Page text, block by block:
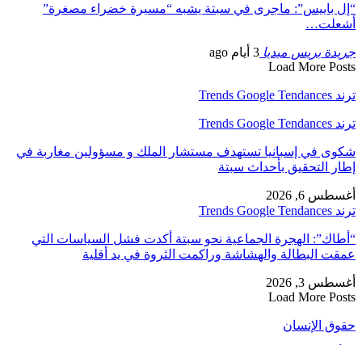
“إل باييس”: ماجرى في سبتة يشبه “مسيرة خضراء مصغرة”
أشعلت…
جريدة بريس ميديا 3 أيام ago
Load More Posts
ترند Trends Google Tendances
ترند Trends Google Tendances
شكوى في إسبانيا تستهدف مستشار الملك و مسؤولين مغاربة في
إطار التحقيق بأحداث سبتة
أغسطس 6, 2026
ترند Trends Google Tendances
“أطاك”: الهجرة الجماعية نحو سبتة أكدت فشل السياسات التي
عمقت البطالة والهشاشة وراكمت الثروة في يد أقلية
أغسطس 3, 2026
Load More Posts
حقوق الإنسان